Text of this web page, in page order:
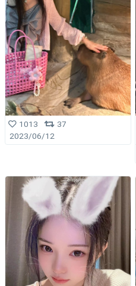
1013
37
2023/06/12